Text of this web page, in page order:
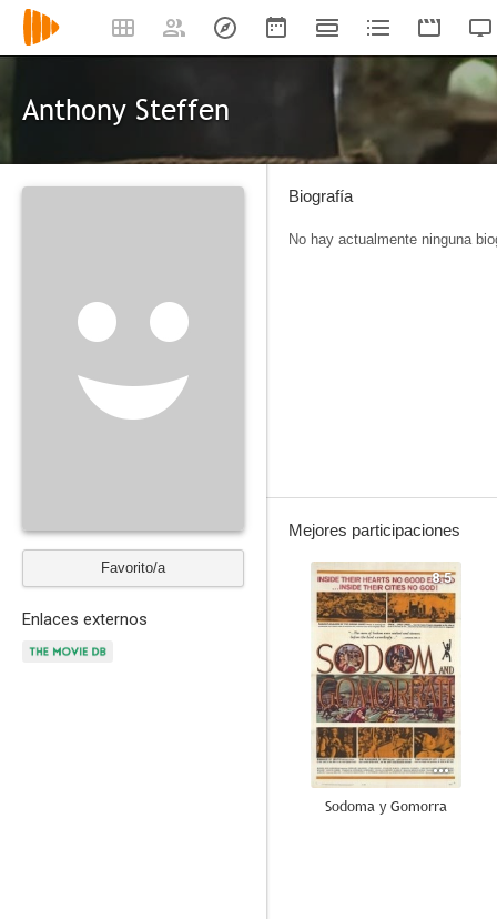
Anthony Steffen
Favorito/a
Enlaces externos
Biografía
No hay actualmente ninguna
Mejores participaciones
8.5
Sodoma y Gomorra